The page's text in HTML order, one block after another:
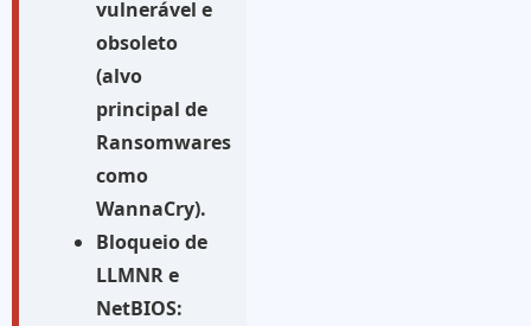
vulnerável e
obsoleto
(alvo
principal de
Ransomwares
como
WannaCry).
Bloqueio de
LLMNR e
NetBIOS: